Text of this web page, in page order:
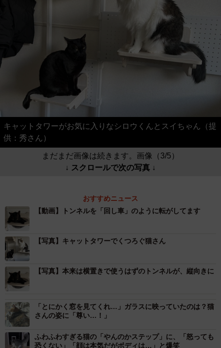
キャットタワーがお気に入りなシロウくんとスイちゃん（提
供：秀さん）
まだまだ画像は続きます。画像（3/5）
↓ スクロールで次の写真 ↓
おすすめニュース
【動画】トンネルを「回し車」のように転がしてます
【写真】キャットタワーでくつろぐ猫さん
【写真】本来は横置きで使うはずのトンネルが、縦向きに
「とにかく窓を見てくれ…」ガラスに映っていたのは？猫
さんの姿に「尊い…！」
ふわふわすぎる猫の「やんのかステップ」に、「怒っても
恐くない」「顔は本気だがボディは…」と爆笑